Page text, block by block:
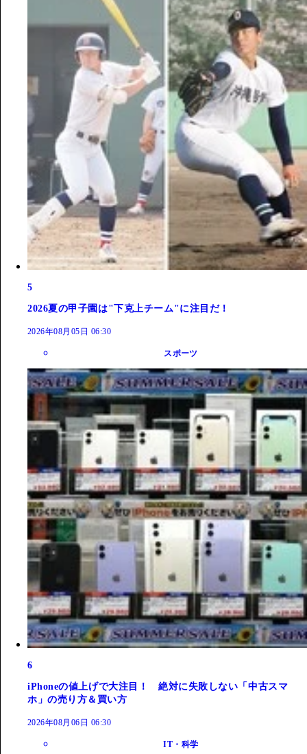
5
2026夏の甲子園は"下克上チーム"に注目だ！
2026年08月05日 06:30
スポーツ
6
iPhoneの値上げで大注目！ 絶対に失敗しない「中古スマ
ホ」の売り方＆買い方
2026年08月06日 06:30
IT・科学